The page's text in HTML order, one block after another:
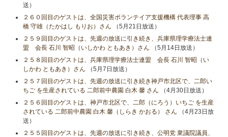
送）
２６０回目のゲストは、全国災害ボランテイア支援機構 代表理事 高
橋 守雄（たかはし もりお）さん （5月21日放送）
２５９回目のゲストは、先週の放送に引き続き、兵庫県理学療法士連
盟 会長 石川 智昭（いしかわ ともあき）さん （5月14日放送）
２５８回目のゲストは、兵庫県理学療法士連盟 会長 石川 智昭（い
しかわ ともあき）さん （5月7日放送）
２５７回目のゲストは、先週の放送に引き続き神戸市北区で、二郎い
ちご を生産されている 二郎前中農園 白木 馨 さん （4月30日放送）
２５６回目のゲストは、神戸市北区で、二郎（にろう）いちご を生産
されている 二郎前中農園 白木 馨（しらき かおる） さん （4月23日放
送）
２５５回目のゲストは、先週の放送に引き続き、公明党 衆議院議員、